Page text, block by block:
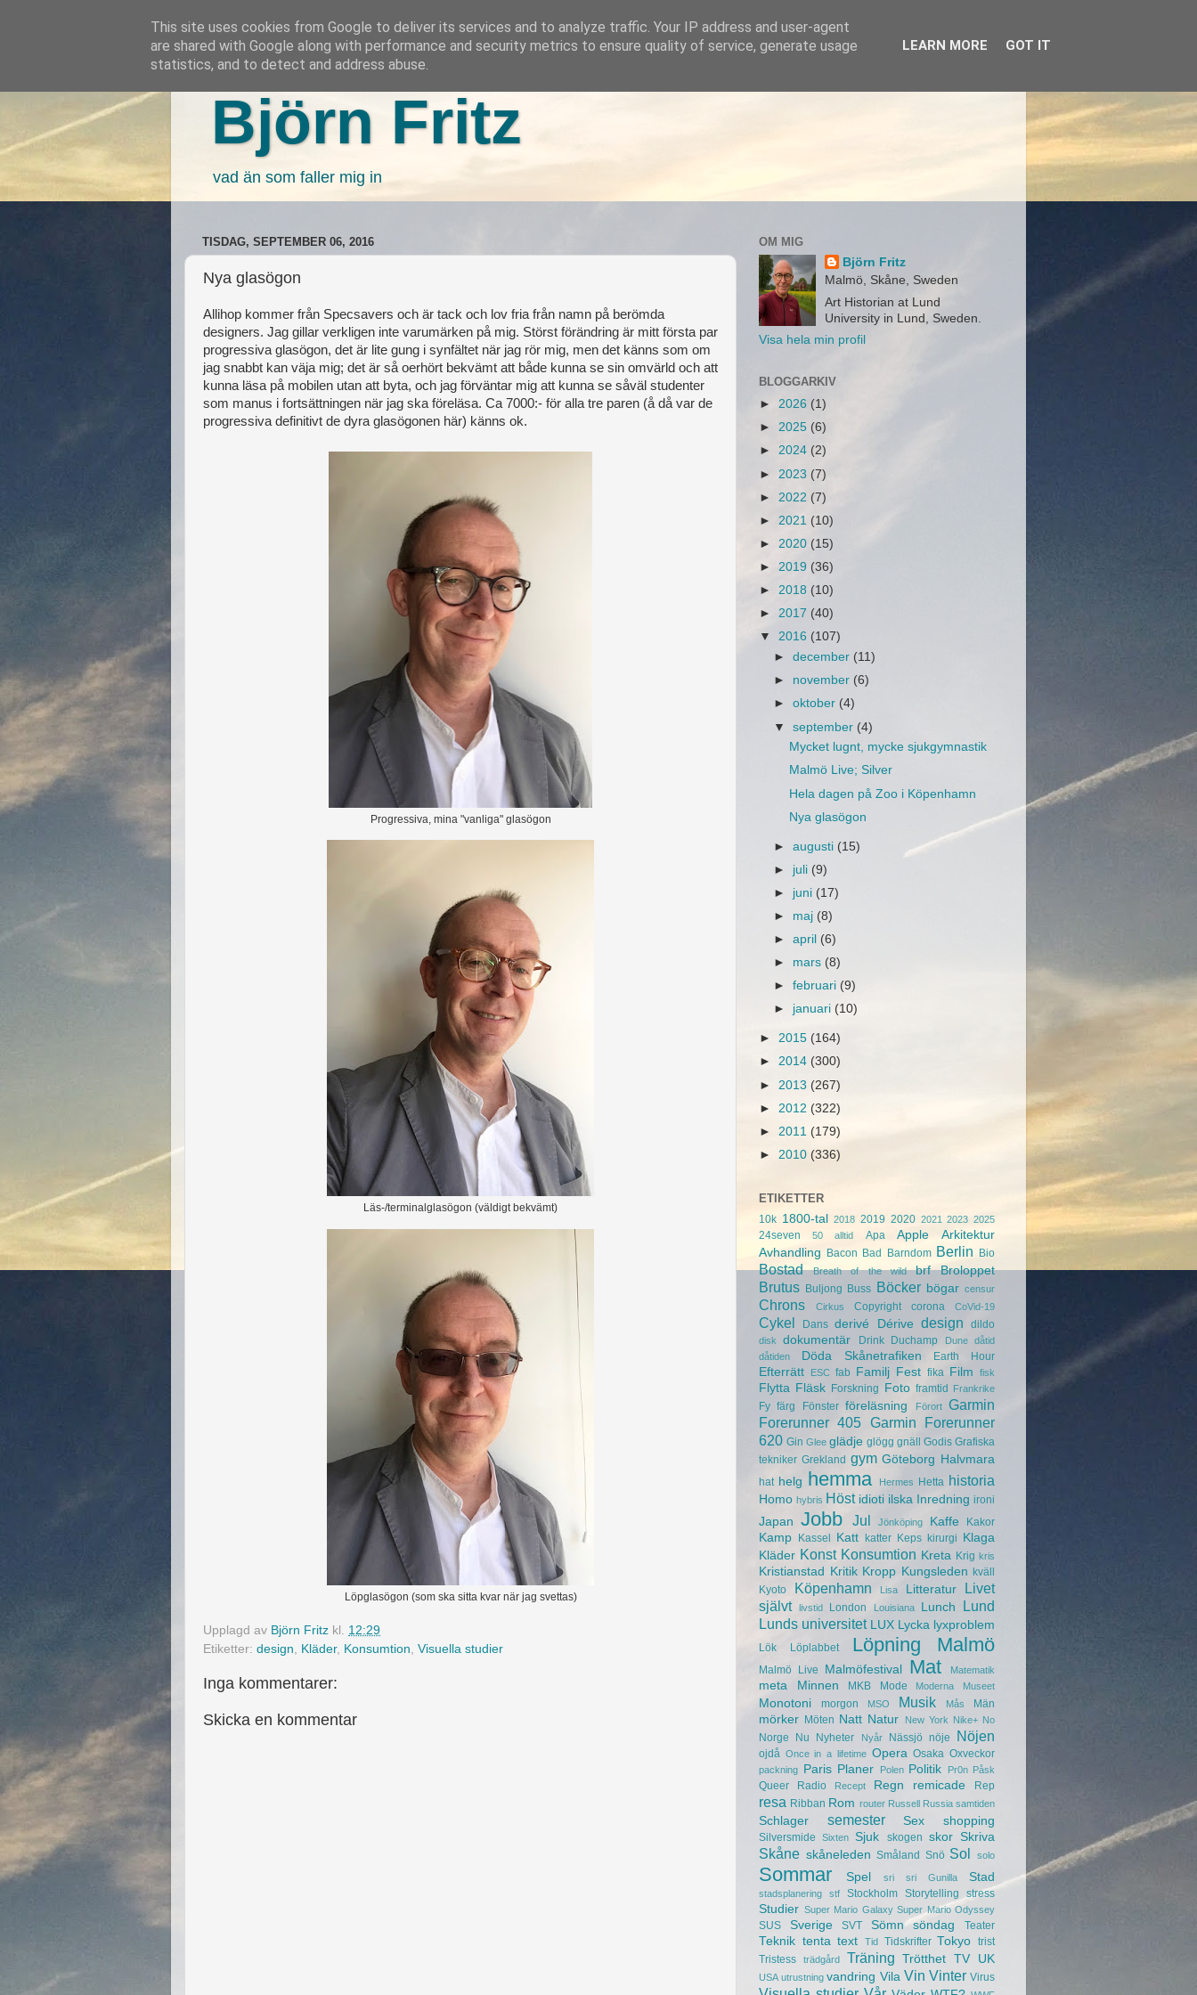
Björn Fritz
vad än som faller mig in
TISDAG, SEPTEMBER 06, 2016
Nya glasögon
Allihop kommer från Specsavers och är tack och lov fria från namn på berömda
designers. Jag gillar verkligen inte varumärken på mig. Störst förändring är mitt första par
progressiva glasögon, det är lite gung i synfältet när jag rör mig, men det känns som om
jag snabbt kan väja mig; det är så oerhört bekvämt att både kunna se sin omvärld och att
kunna läsa på mobilen utan att byta, och jag förväntar mig att kunna se såväl studenter
som manus i fortsättningen när jag ska föreläsa. Ca 7000:- för alla tre paren (å då var de
progressiva definitivt de dyra glasögonen här) känns ok.
Progressiva, mina "vanliga" glasögon
Läs-/terminalglasögon (väldigt bekvämt)
Löpglasögon (som ska sitta kvar när jag svettas)
Upplagd av Björn Fritz kl. 12:29
Etiketter: design Kläder, Konsumtion Visuella studier
Inga kommentarer:
Skicka en kommentar
OM MIG
Björn Fritz
Malmö, Skåne, Sweden
Art Historian at Lund
University in Lund, Sweden.
Visa hela min profil
BLOGGARKIV
► 2026 (1)
► 2025 (6)
► 2024 (2)
► 2023 (7)
► 2022 (7)
► 2021 (10)
► 2020 (15)
► 2019 (36)
► 2018 (10)
► 2017 (40)
▼ 2016 (107)
►december (11)
► november (6)
►oktober (4)
▼september (4)
Mycket lugnt, mycke sjukgymnastik
Malmö Live; Silver
Hela dagen på Zoo i Köpenhamn
Nya glasögon
►augusti (15)
► juli (9)
► juni (17)
► maj (8)
►april (6)
► mars (8)
►februari (9)
► januari (10)
► 2015 (164)
► 2014 (300)
► 2013 (267)
► 2012 (322)
► 2011 (179)
► 2010 (336)
ETIKETTER
10k 1800-tal 2018 2019 2020 2021 2023 2025
24seven 50 alltid Apa Apple
Arkitektur
Avhandling Bacon Bad Barndom Berlin Bio
Bostad Breath of the wild brf Broloppet
Brutus Buljong Buss Böcker bögar censur
Chrons Cirkus Copyright corona CoVid-19
Cykel Dans derivé Dérive design dildo
disk dokumentär Drink Duchamp Dune
dåtid
dåtiden
Döda Skånetrafiken Earth Hour
Efterrätt ESC fab Familj Fest fika Film fisk
Flytta Fläsk Forskning Foto framtid Frankrike
Fy färg Fönster föreläsning Förort
Garmin
Forerunner 405 Garmin Forerunner
620 Gin Glee glädje glögg gnäll Godis Grafiska
tekniker Grekland gym Göteborg Halvmara
hat helg hemma Hermes Hetta historia
Homo hybris Höst idioti ilska Inredning ironi
Japan Jobb Jul Jönköping Kaffe Kakor
Kamp Kassel Katt katter Keps kirurgi
Klaga
Kläder Konst Konsumtion Kreta Krig kris
Kristianstad Kritik Kropp Kungsleden kväll
Kyoto
Köpenhamn Lisa Litteratur
Livet
självt
livstid London Louisiana Lunch
Lund
Lunds universitet
LUX Lycka lyxproblem
Lök Löplabbet Löpning Malmö
Malmö Live Malmöfestival Mat Matematik
meta Minnen MKB Mode Moderna Museet
Monotoni morgon MSO Musik Mås Män
mörker Möten Natt Natur New York Nike+ No
Norge Nu Nyheter Nyår Nässjö nöje Nöjen
ojdå Once in a lifetime Opera Osaka Oxveckor
packning Paris Planer Polen Politik Pr0n Påsk
Queer Radio Recept Regn remicade Rep
resa Ribban Rom router Russell Russia samtiden
Schlager semester Sex shopping
Silversmide Sixten Sjuk skogen skor Skriva
Skåne skåneleden Småland Snö Sol solo
Sommar Spel sri sri Gunilla Stad
stadsplanering stf Stockholm Storytelling stress
Studier Super Mario Galaxy Super Mario Odyssey
SUS Sverige SVT Sömn söndag Teater
Teknik tenta text Tid Tidskrifter Tokyo trist
Tristess
trädgård Träning Trötthet TV UK
USA utrustning vandring Vila Vin Vinter Virus
This site uses cookies from Google to deliver its services and to analyze traffic. Your IP address and user-agent
are shared with Google along with performance and security metrics to ensure quality of service, generate usage
statistics, and to detect and address abuse.
LEARN MORE GOT IT